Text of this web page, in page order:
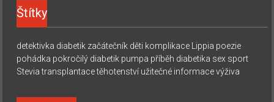
Štítky
detektivka diabetik začátečník děti komplikace Lippia poezie
pohádka pokročilý diabetik pumpa příběh diabetika sex sport
Stevia transplantace těhotenství užitečné informace výživa